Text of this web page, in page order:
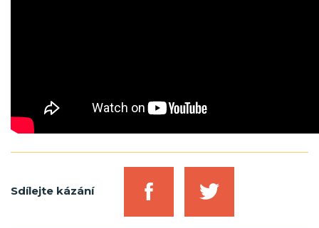
Sdílejte kázání